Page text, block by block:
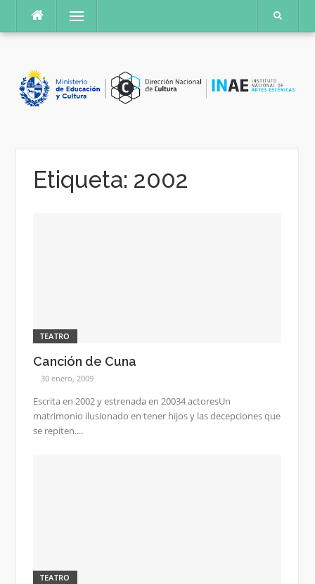
contenido
Menú
Etiqueta: 2002
TEATRO
Canción de Cuna
30 enero, 2009
Escrita en 2002 y estrenada en 20034 actoresUn
matrimonio ilusionado en tener hijos y las decepciones que
se repiten....
TEATRO